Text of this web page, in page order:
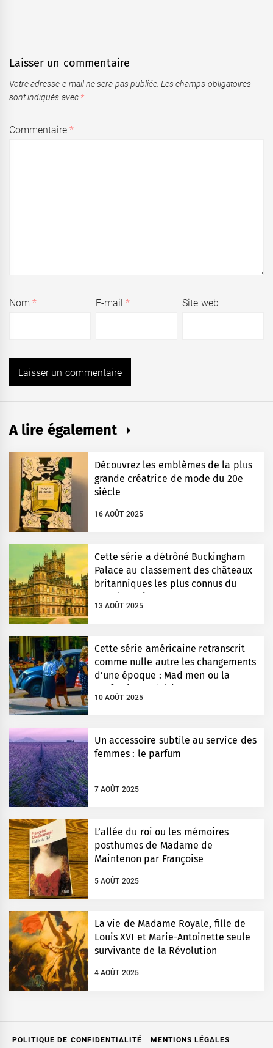
Laisser un commentaire
Votre adresse e-mail ne sera pas publiée. Les champs obligatoires
sont indiqués avec *
Commentaire*
Nom* E-mail* Site web
A lire également
Découvrez les emblèmes de la plus
grande créatrice de mode du 20e
siècle
16 AOÛT 2025
Cette série a détrôné Buckingham
Palace au classement des châteaux
britanniques les plus connus du
monde entier
13 AOÛT 2025
Cette série américaine retranscrit
comme nulle autre les changements
d’une époque : Mad men ou la
perfection esthétique
10 AOÛT 2025
Un accessoire subtile au service des
femmes : le parfum
7 AOÛT 2025
L’allée du roi ou les mémoires
posthumes de Madame de
Maintenon par Françoise
Chandernagor
5 AOÛT 2025
La vie de Madame Royale, fille de
Louis XVI et Marie-Antoinette seule
survivante de la Révolution
4 AOÛT 2025
POLITIQUE DE CONFIDENTIALITÉ
MENTIONS LÉGALES